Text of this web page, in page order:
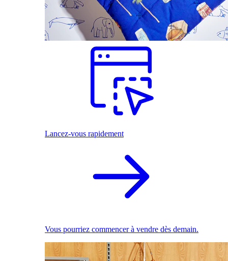
Lancez-vous rapidement
Vous pourriez commencer à vendre dès demain.